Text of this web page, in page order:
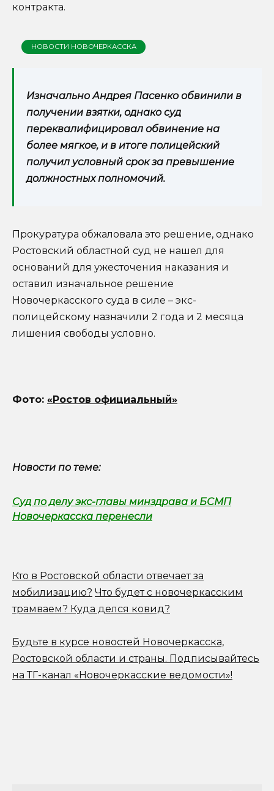
контракта.
НОВОСТИ НОВОЧЕРКАССКА
Изначально Андрея Пасенко обвинили в
получении взятки, однако суд
переквалифицировал обвинение на
более мягкое, и в итоге полицейский
получил условный срок за превышение
должностных полномочий.
Прокуратура обжаловала это решение, однако
Ростовский областной суд не нашел для
оснований для ужесточения наказания и
оставил изначальное решение
Новочеркасского суда в силе – экс-
полицейскому назначили 2 года и 2 месяца
лишения свободы условно.
Фото: «Ростов официальный»
Новости по теме:
Суд по делу экс-главы минздрава и БСМП
Новочеркасска перенесли
Кто в Ростовской области отвечает за
мобилизацию? Что будет с новочеркасским
трамваем? Куда делся ковид?
Будьте в курсе новостей Новочеркасска,
Ростовской области и страны. Подписывайтесь
на ТГ-канал «Новочеркасские ведомости»!